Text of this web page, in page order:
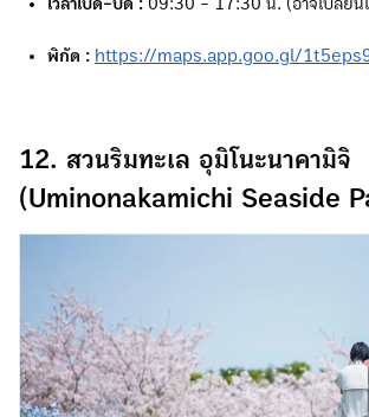
พิกัด : https://maps.app.goo.gl/
12. สวนริมทะเล อุมิโนะนาคามิจิ
(Uminonakamichi Seaside